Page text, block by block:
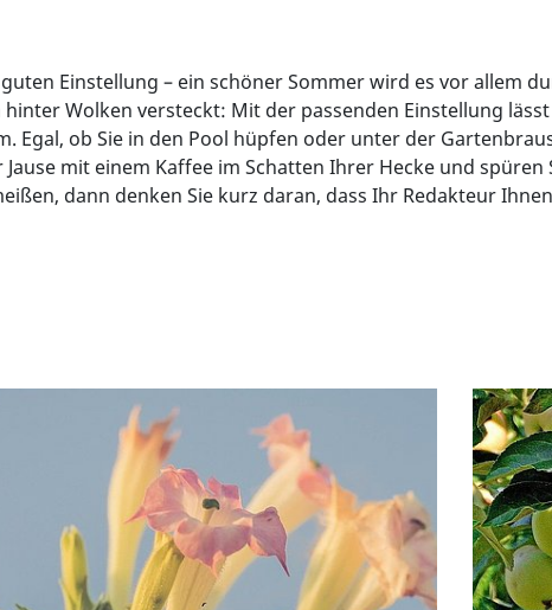
Einstellung – ein schöner Sommer wird es vor allem
Wolken versteckt: Mit der passenden Einstellung
Egal, ob Sie in den Pool hüpfen oder unter der
mit einem Kaffee im Schatten Ihrer Hecke und
dann denken Sie kurz daran, dass Ihr Redakteur